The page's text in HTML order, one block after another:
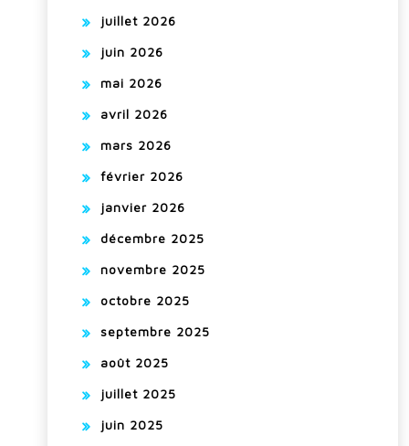
juillet 2026
juin 2026
mai 2026
avril 2026
mars 2026
février 2026
janvier 2026
décembre 2025
novembre 2025
octobre 2025
septembre 2025
août 2025
juillet 2025
juin 2025